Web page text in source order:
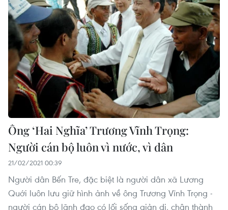
Ông ‘Hai Nghĩa’ Trương Vĩnh Trọng:
Người cán bộ luôn vì nước, vì dân
21/02/2021 00:39
Người dân Bến Tre, đặc biệt là người dân xã Lương
Quới luôn lưu giữ hình ảnh về ông Trương Vĩnh Trọng -
người cán bộ lãnh đạo có lối sống giản dị, chân thành